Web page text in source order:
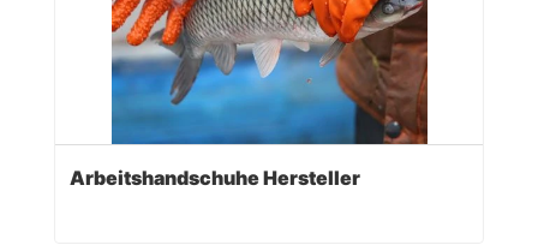
Arbeitshandschuhe Hersteller